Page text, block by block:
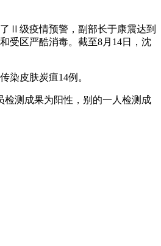
Ⅱ级疫情预警，副部长于康震达到
受区严酷消毒。截至8月14日，沈
皮肤炭疽14例。
测成果为阳性，别的一人检测成